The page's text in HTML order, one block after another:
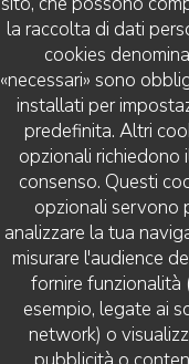
la raccolta di dati
cookies
«necessari» sono
installati per
predefinita. Altri
opzionali richiedono
consenso. Questi
opzionali servono
analizzare la tua
misurare l'audience
fornire funzionalità
esempio, legate ai
network) o
L
- 12:30 - Ospiti 3
Atmosfera : /5 Cucina /5
- 13:45 - Ospiti 3
Atmosfera: 5 /5 Cucina: 5/